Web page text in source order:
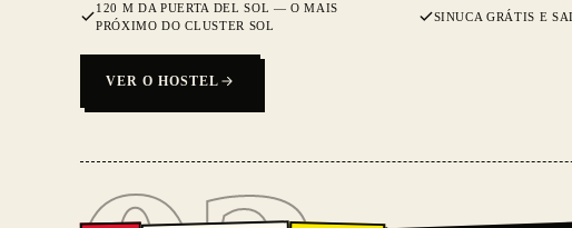
120 M DA PUERTA DEL SOL — O MAIS
PRÓXIMO DO CLUSTER SOL
SINUCA GRÁTIS E
VER O HOSTEL